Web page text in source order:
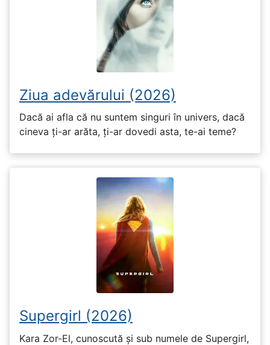
Ziua adevărului (2026)
Dacă ai afla că nu suntem singuri în univers, dacă
cineva ți-ar arăta, ți-ar dovedi asta, te-ai teme?
Supergirl (2026)
Kara Zor-El, cunoscută și sub numele de Supergirl,